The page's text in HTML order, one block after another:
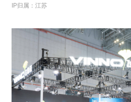
IP归属：江苏